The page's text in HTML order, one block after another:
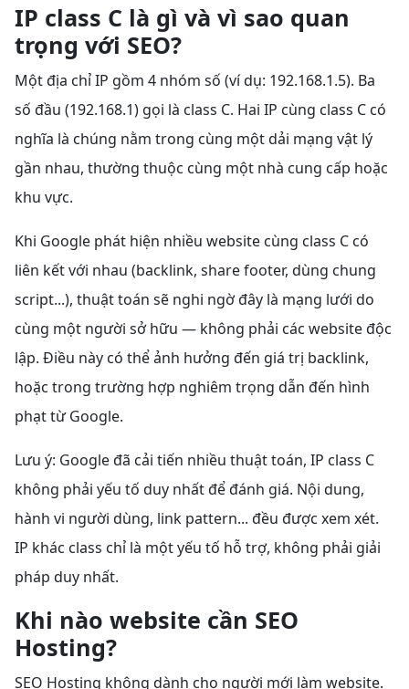
IP class C là gì và vì sao quan
trọng với SEO?
Một địa chỉ IP gồm 4 nhóm số (ví dụ: 192.168.1.5). Ba
số đầu (192.168.1) gọi là class C. Hai IP cùng class C có
nghĩa là chúng nằm trong cùng một dải mạng vật lý
gần nhau, thường thuộc cùng một nhà cung cấp hoặc
khu vực.
Khi Google phát hiện nhiều website cùng class C có
liên kết với nhau (backlink, share footer, dùng chung
script...), thuật toán sẽ nghi ngờ đây là mạng lưới do
cùng một người sở hữu — không phải các website độc
lập. Điều này có thể ảnh hưởng đến giá trị backlink,
hoặc trong trường hợp nghiêm trọng dẫn đến hình
phạt từ Google.
Lưu ý: Google đã cải tiến nhiều thuật toán, IP class C
không phải yếu tố duy nhất để đánh giá. Nội dung,
hành vi người dùng, link pattern... đều được xem xét.
IP khác class chỉ là một yếu tố hỗ trợ, không phải giải
pháp duy nhất.
Khi nào website cần SEO
Hosting?
SEO Hosting không dành cho người mới làm website.